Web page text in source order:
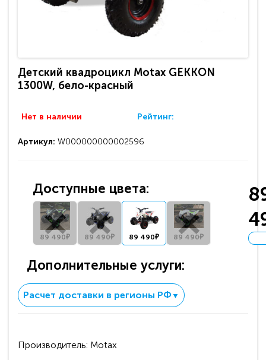
Детский квадроцикл Motax GEKKON
1300W, бело-красный
Нет в наличии Рейтинг:
Артикул: W000000000002596
Доступные цвета:
89 490₽ 89 490₽ 89 490₽ 89 490₽
Дополнительные услуги:
Расчет доставки в регионы РФ ▼
Производитель: Motax